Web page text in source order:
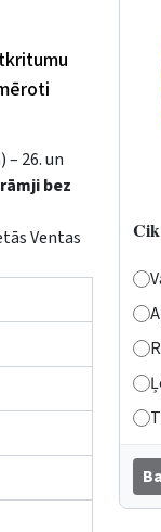
26. un
bez
Ventas